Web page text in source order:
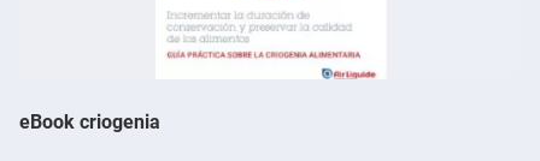
eBook criogenia